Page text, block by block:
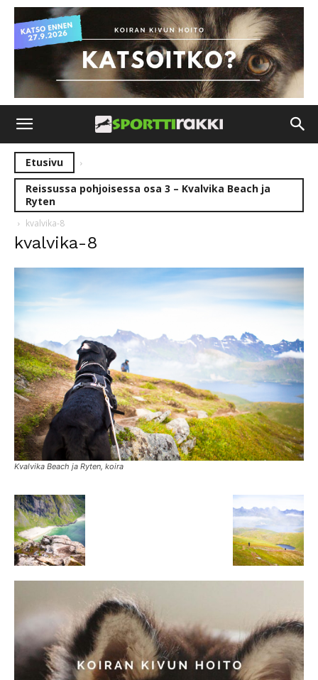
Etusivu
Reissussa pohjoisessa osa 3 – Kvalvika Beach ja
Ryten
kvalvika-8
kvalvika-8
Kvalvika Beach ja Ryten, koira